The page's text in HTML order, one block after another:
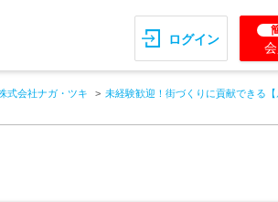
ログイン
式会社ナガ・ツキ
未経験歓迎！街づくりに貢献できる【